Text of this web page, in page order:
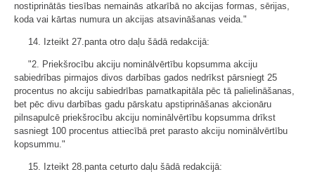
nostiprinātās tiesības nemainās atkarībā no akcijas formas, sērijas,
koda vai kārtas numura un akcijas atsavināšanas veida."
14. Izteikt 27.panta otro daļu šādā redakcijā:
"2. Priekšrocību akciju nominālvērtību kopsumma akciju
sabiedrības pirmajos divos darbības gados nedrīkst pārsniegt 25
procentus no akciju sabiedrības pamatkapitāla pēc tā palielināšanas,
bet pēc divu darbības gadu pārskatu apstiprināšanas akcionāru
pilnsapulcē priekšrocību akciju nominālvērtību kopsumma drīkst
sasniegt 100 procentus attiecībā pret parasto akciju nominālvērtību
kopsummu."
15. Izteikt 28.panta ceturto daļu šādā redakcijā: